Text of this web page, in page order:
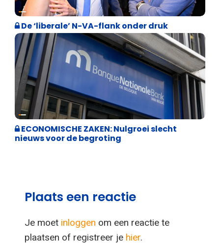
Binnenland politiek
De ‘liberale’ N-VA-flank onder druk
Binnenland politiek
ECONOMISCHE ZAKEN: Nulgroei slecht
nieuws voor de begroting
Plaats een reactie
Je moet inloggen om een reactie te
plaatsen of registreer je hier.